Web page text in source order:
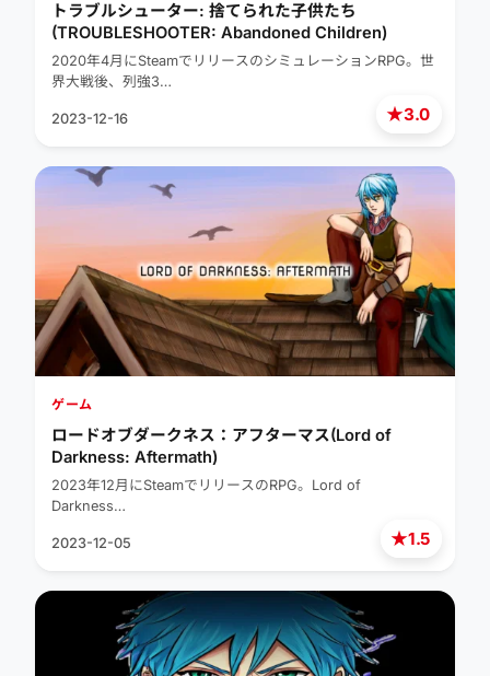
★3.0
トラブルシューター: 捨てられた子供たち
(TROUBLESHOOTER: Abandoned Children)
2020年4月にSteamでリリースのシミュレーションRPG。世
界大戦後、列強3…
2023-12-16
★1.5
ゲーム
ロードオブダークネス：アフターマス(Lord of
Darkness: Aftermath)
2023年12月にSteamでリリースのRPG。Lord of
Darkness…
2023-12-05